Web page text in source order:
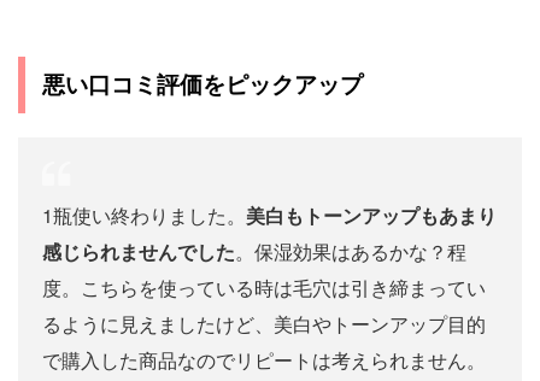
悪い口コミ評価をピックアップ
1瓶使い終わりました。 美白もトーンアップもあまり
感じられませんでした。保湿効果はあるかな？程
度。こちらを使っている時は毛穴は引き締まってい
るように見えましたけど、美白やトーンアップ目的
で購入した商品なのでリピートは考えられません。